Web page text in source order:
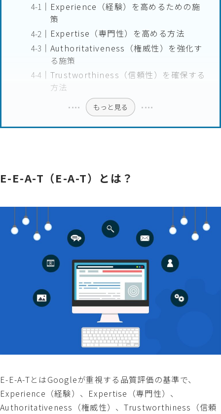
Experience（経験）を高めるための施
策
Expertise（専門性）を高める方法
Authoritativeness（権威性）を強化す
る施策
Trustworthiness（信頼性）を確保する
方法
もっと見る
E-E-A-T（E-A-T）とは？
E-E-A-TとはGoogleが重視する品質評価の基準で、
Experience（経験）、Expertise（専門性）、
Authoritativeness（権威性）、Trustworthiness（信頼